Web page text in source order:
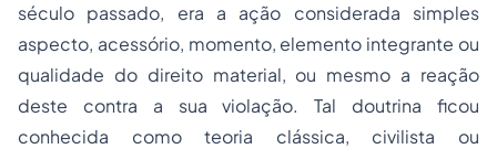
século passado, era a ação considerada simples
aspecto, acessório, momento, elemento integrante ou
qualidade do direito material, ou mesmo a reação
deste contra a sua violação. Tal doutrina ficou
conhecida como teoria clássica, civilista ou